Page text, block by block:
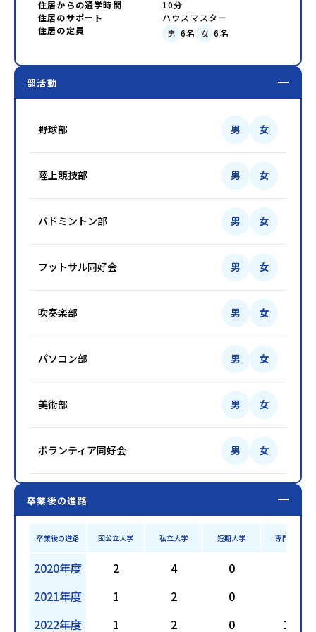
住居からの通学時間
10分
住居のサポート
ハウスマスター
住居の定員
男 6名 女 6名
部活動
野球部 男 女
陸上競技部 男 女
バドミントン部 男 女
フットサル同好会 男 女
吹奏楽部 男 女
パソコン部 男 女
美術部 男 女
ボランティア同好会 男 女
卒業後の進路
卒業後の進路 国公立大学 私立大学 短期大学 専門学校
2020年度 2 4 0
2021年度
1 2 0
2022年度
1 2 0
10